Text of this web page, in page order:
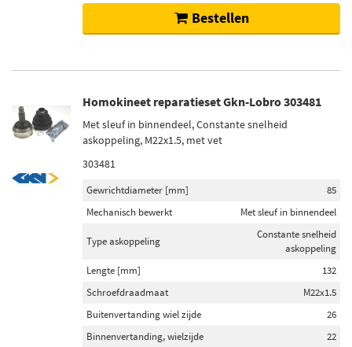
Niet op voorraad (92)
Op voorraad (26)
Bestellen
Homokineet reparatieset Gkn-Lobro 303481
Met sleuf in binnendeel, Constante snelheid
askoppeling, M22x1.5, met vet
303481
Gewrichtdiameter [mm]
85
Mechanisch bewerkt
Met sleuf in binnendeel
Type askoppeling
Constante snelheid
askoppeling
Lengte [mm]
132
Schroefdraadmaat
M22x1.5
Buitenvertanding wiel zijde
26
Binnenvertanding, wielzijde
22